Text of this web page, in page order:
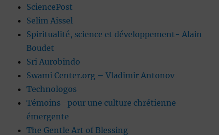
SciencePost
Selim Aissel
Spiritualité, science et développement- Alain
Boudet
Sri Aurobindo
Swami Center.org – Vladimir Antonov
Technologos
Témoins -pour une culture chrétienne
émergente
The Gentle Art of Blessing